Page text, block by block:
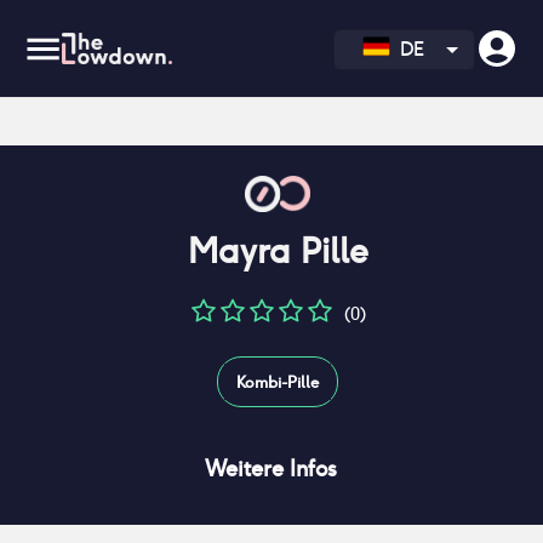
DE
Mayra Pille
(0)
Kombi-Pille
Weitere Infos